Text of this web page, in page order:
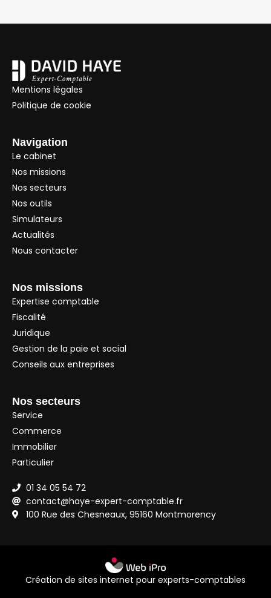
Mentions légales
Politique de cookie
Navigation
Le cabinet
Nos missions
Nos secteurs
Nos outils
Simulateurs
Actualités
Nous contacter
Nos missions
Expertise comptable
Fiscalité
Juridique
Gestion de la paie et social
Conseils aux entreprises
Nos secteurs
Service
Commerce
Immobilier
Particulier
01 34 05 54 72
contact@haye-expert-comptable.fr
100 Rue des Chesneaux, 95160 Montmorency
Création de sites internet pour experts-comptables